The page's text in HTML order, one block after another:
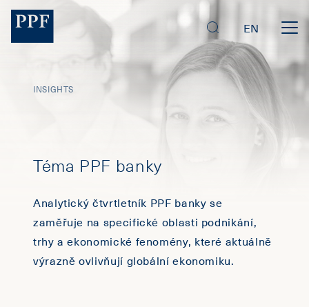
EN
INSIGHTS
Téma PPF banky
Analytický čtvrtletník PPF banky se
zaměřuje na specifické oblasti podnikání,
trhy a ekonomické fenomény, které aktuálně
výrazně ovlivňují globální ekonomiku.